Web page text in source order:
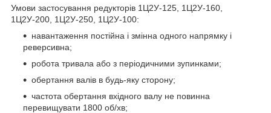
Умови застосування редукторів 1Ц2У-125, 1Ц2У-160,
1Ц2У-200, 1Ц2У-250, 1Ц2У-100:
навантаження постійна і змінна одного напрямку і
реверсивна;
робота тривала або з періодичними зупинками;
обертання валів в будь-яку сторону;
частота обертання вхідного валу не повинна
перевищувати 1800 об/хв;